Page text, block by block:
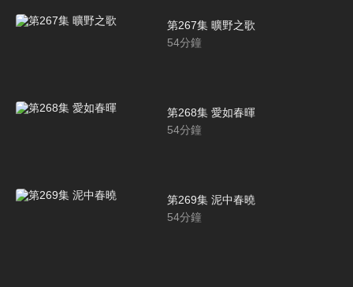
第267集 曠野之歌
54分鐘
第268集 愛如春暉
54分鐘
第269集 泥中春曉
54分鐘